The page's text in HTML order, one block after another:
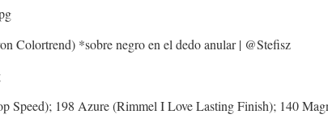
Colortrend) *sobre negro en el dedo anular | @Stefisz
Speed); 198 Azure (Rimmel I Love Lasting Finish); 140